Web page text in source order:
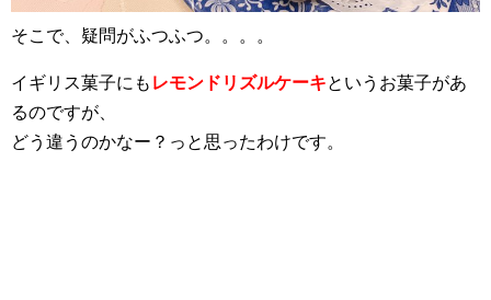
そこで、疑問がふつふつ。。。。
イギリス菓子にも レモンドリズルケーキというお菓子があ
るのですが、
どう違うのかなー？っと思ったわけです。